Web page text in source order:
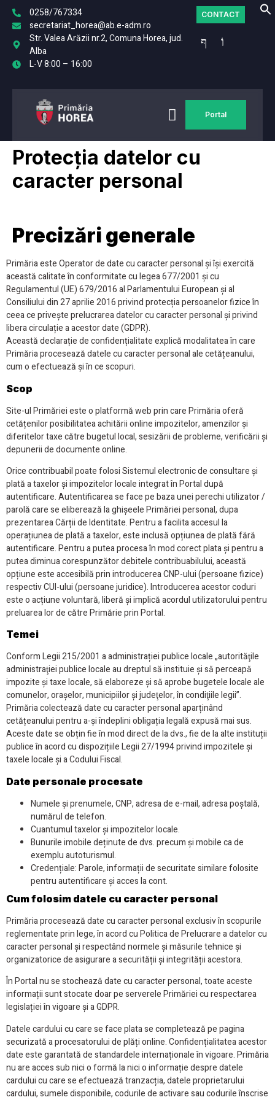
0258/767334
secretariat_horea@ab.e-adm.ro
Str. Valea Arăzii nr.2, Comuna Horea, jud.
Alba
L-V 8:00 – 16:00
CONTACT
OFICIAL LOCAL
Portal
Protecția datelor cu
caracter personal
Precizări generale
Primăria este Operator de date cu caracter personal și își exercită
această calitate în conformitate cu legea 677/2001 și cu
Regulamentul (UE) 679/2016 al Parlamentului European și al
Consiliului din 27 aprilie 2016 privind protecția persoanelor fizice în
ceea ce privește prelucrarea datelor cu caracter personal și privind
libera circulație a acestor date (GDPR).
Această declarație de confidențialitate explică modalitatea în care
Primăria procesează datele cu caracter personal ale cetățeanului,
cum o efectuează și în ce scopuri.
Scop
Site-ul Primăriei este o platformă web prin care Primăria oferă
cetățenilor posibilitatea achitării online impozitelor, amenzilor și
diferitelor taxe către bugetul local, sesizării de probleme, verificării și
depunerii de documente online.
Orice contribuabil poate folosi Sistemul electronic de consultare și
plată a taxelor și impozitelor locale integrat în Portal după
autentificare. Autentificarea se face pe baza unei perechi utilizator /
parolă care se eliberează la ghișeele Primăriei personal, dupa
prezentarea Cărții de Identitate. Pentru a facilita accesul la
operațiunea de plată a taxelor, este inclusă opțiunea de plată fără
autentificare. Pentru a putea procesa în mod corect plata și pentru a
putea diminua corespunzător debitele contribuabilului, această
opțiune este accesibilă prin introducerea CNP-ului (persoane fizice)
respectiv CUI-ului (persoane juridice). Introducerea acestor coduri
este o acțiune voluntară, liberă și implică acordul utilizatorului pentru
preluarea lor de către Primărie prin Portal.
Temei
Conform Legii 215/2001 a administrației publice locale „autorităţile
administraţiei publice locale au dreptul să instituie şi să perceapă
impozite şi taxe locale, să elaboreze şi să aprobe bugetele locale ale
comunelor, oraşelor, municipiilor şi judeţelor, în condiţiile legii”.
Primăria colectează date cu caracter personal aparținând
cetățeanului pentru a-și îndeplini obligația legală expusă mai sus.
Aceste date se obțin fie în mod direct de la dvs., fie de la alte instituții
publice în acord cu dispozițiile Legii 27/1994 privind impozitele și
taxele locale și a Codului Fiscal.
Date personale procesate
Numele și prenumele, CNP, adresa de e-mail, adresa poștală,
numărul de telefon.
Cuantumul taxelor și impozitelor locale.
Bunurile imobile deținute de dvs. precum și mobile ca de
exemplu autoturismul.
Credențiale: Parole, informații de securitate similare folosite
pentru autentificare și acces la cont.
Cum folosim datele cu caracter personal
Primăria procesează date cu caracter personal exclusiv în scopurile
reglementate prin lege, în acord cu Politica de Prelucrare a datelor cu
caracter personal și respectând normele și măsurile tehnice și
organizatorice de asigurare a securității și integrității acestora.
În Portal nu se stochează date cu caracter personal, toate aceste
informații sunt stocate doar pe serverele Primăriei cu respectarea
legislației în vigoare și a GDPR.
Datele cardului cu care se face plata se completează pe pagina
securizată a procesatorului de plăți online. Confidențialitatea acestor
date este garantată de standardele internaționale în vigoare. Primăria
nu are acces sub nici o formă la nici o informație despre datele
cardului cu care se efectuează tranzacția, datele proprietarului
cardului, sumele disponibile, codurile de activare sau codurile înscrise